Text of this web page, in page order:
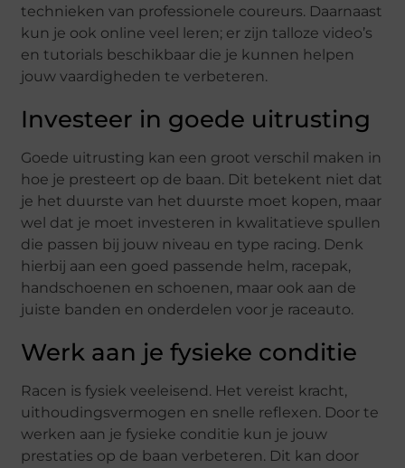
technieken van professionele coureurs. Daarnaast
kun je ook online veel leren; er zijn talloze video’s
en tutorials beschikbaar die je kunnen helpen
jouw vaardigheden te verbeteren.
Investeer in goede uitrusting
Goede uitrusting kan een groot verschil maken in
hoe je presteert op de baan. Dit betekent niet dat
je het duurste van het duurste moet kopen, maar
wel dat je moet investeren in kwalitatieve spullen
die passen bij jouw niveau en type racing. Denk
hierbij aan een goed passende helm, racepak,
handschoenen en schoenen, maar ook aan de
juiste banden en onderdelen voor je raceauto.
Werk aan je fysieke conditie
Racen is fysiek veeleisend. Het vereist kracht,
uithoudingsvermogen en snelle reflexen. Door te
werken aan je fysieke conditie kun je jouw
prestaties op de baan verbeteren. Dit kan door